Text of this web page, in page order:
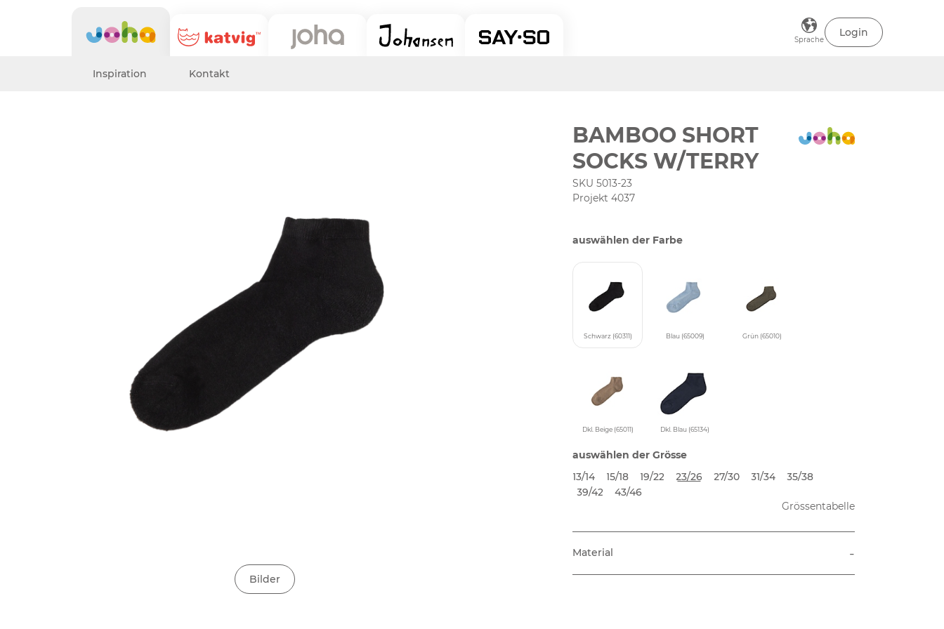
Sprache
Login
Inspiration Kontakt
Bilder
BAMBOO SHORT
SOCKS W/TERRY
SKU 5013-23
Projekt 4037
auswählen der Farbe
Schwarz (60311) Blau (65009) Grün (65010)
Dkl. Beige (65011) Dkl. Blau (65134)
auswählen der Grösse
13/14
15/18 19/22 23/26 27/30 31/34
35/38
39/42
43/46
Grössentabelle
Material -